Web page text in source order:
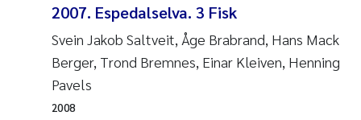
Birger Skjelbred
Hege Gundersen
Janne Kim Gitmark
2007. Espedalselva. 3 Fisk
Svein Jakob Saltveit, Åge Brabrand, Hans Mack
Berger, Trond Bremnes, Einar Kleiven, Henning
Pavels
2008